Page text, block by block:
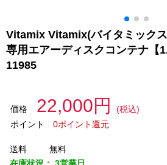
Vitamix Vitamix(バイタミック
専用エアーディスクコンテナ【
11985
価格 22,000円
(税込)
ポイント
0ポイント還元
送料
無料